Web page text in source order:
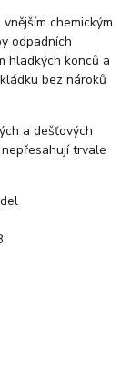
chemickým
odpadních
hladkých konců a
bez nároků
a dešťových
trvale